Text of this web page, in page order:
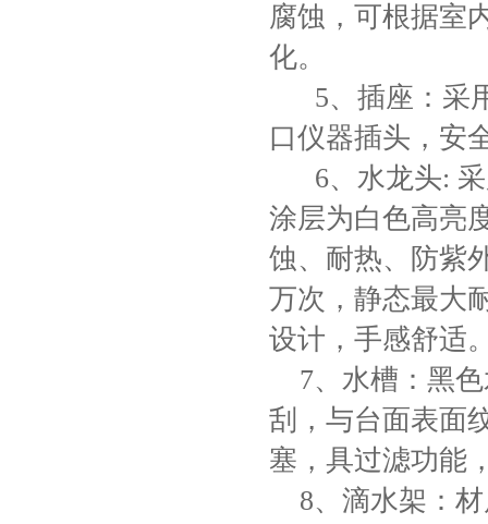
腐蚀，可根据室
化。
5、插座：采用
口仪器插头，安
6、水龙头: 采
涂层为白色高亮
蚀、耐热、防紫
万次，静态最大
设计，手感舒适
7、水槽： 黑
刮，与台面表面
塞，具过滤功能
8、滴水架：材